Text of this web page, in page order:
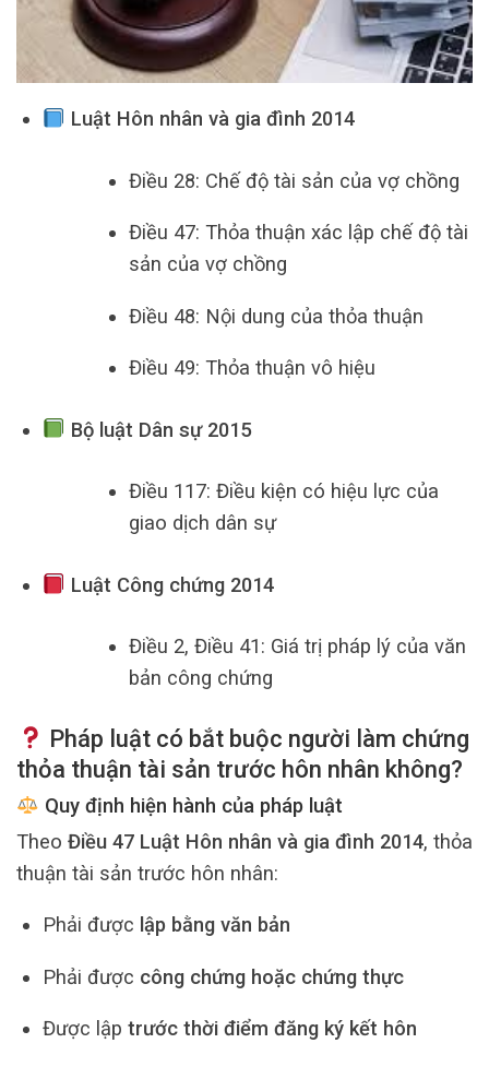
Luật Hôn nhân và gia đình 2014
Điều 28: Chế độ tài sản của vợ chồng
Điều 47: Thỏa thuận xác lập chế độ tài
sản của vợ chồng
Điều 48: Nội dung của thỏa thuận
Điều 49: Thỏa thuận vô hiệu
Bộ luật Dân sự 2015
Điều 117: Điều kiện có hiệu lực của
giao dịch dân sự
Luật Công chứng 2014
Điều 2, Điều 41: Giá trị pháp lý của văn
bản công chứng
Pháp luật có bắt buộc người làm chứng
thỏa thuận tài sản trước hôn nhân không?
Quy định hiện hành của pháp luật
Theo Điều 47 Luật Hôn nhân và gia đình 2014, thỏa
thuận tài sản trước hôn nhân:
Phải được lập bằng văn bản
Phải được công chứng hoặc chứng thực
Được lập trước thời điểm đăng ký kết hôn